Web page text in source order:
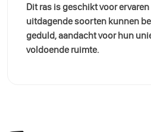
Dit ras is geschikt voor
uitdagende soorten kunnen
geduld, aandacht voor hun
voldoende ruimte.